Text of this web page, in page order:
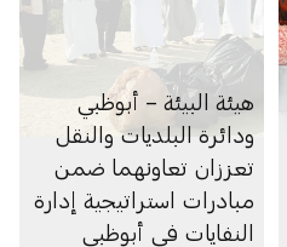
هيئة البيئة – أبوظبي
ودائرة البلديات والنقل
تعززان تعاونهما ضمن
مبادرات استراتيجية إدارة
النفايات في أبوظبي